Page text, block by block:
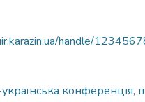
handle/
конференція,